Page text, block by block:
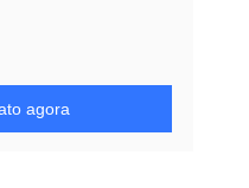
agora